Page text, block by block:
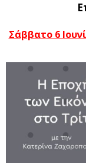
Σάββατο 6